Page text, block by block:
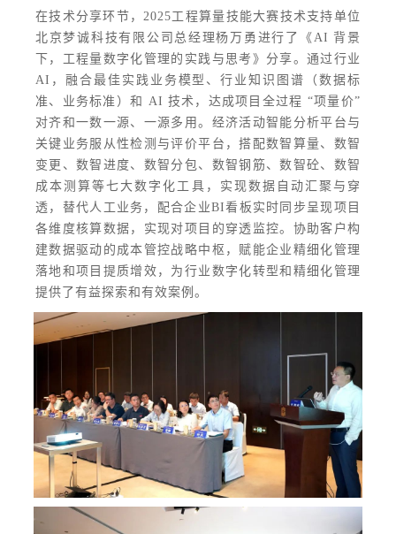
在技术分享环节，2025工程算量技能大赛技术支持单位
北京梦诚科技有限公司总经理杨万勇进行了《AI 背景
下，工程量数字化管理的实践与思考》分享。通过行业
AI，融合最佳实践业务模型、行业知识图谱（数据标
准、业务标准）和 AI 技术，达成项目全过程 “项量价”
对齐和一数一源、一源多用。经济活动智能分析平台与
关键业务服从性检测与评价平台，搭配数智算量、数智
变更、数智进度、数智分包、数智钢筋、数智砼、数智
成本测算等七大数字化工具，实现数据自动汇聚与穿
透，替代人工业务，配合企业BI看板实时同步呈现项目
各维度核算数据，实现对项目的穿透监控。协助客户构
建数据驱动的成本管控战略中枢，赋能企业精细化管理
落地和项目提质增效，为行业数字化转型和精细化管理
提供了有益探索和有效案例。